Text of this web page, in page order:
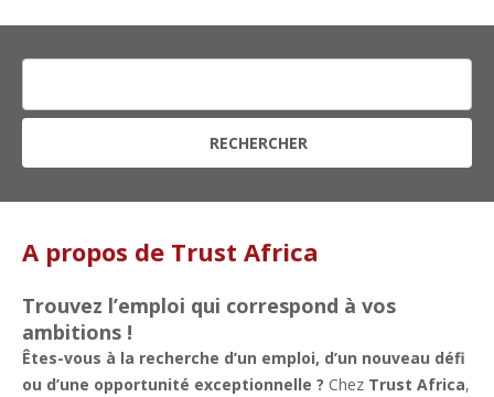
RECHERCHER
A propos de Trust Africa
Trouvez l’emploi qui correspond à vos
ambitions !
Êtes-vous à la recherche d’un emploi, d’un nouveau défi
ou d’une opportunité exceptionnelle ? Chez Trust Africa,